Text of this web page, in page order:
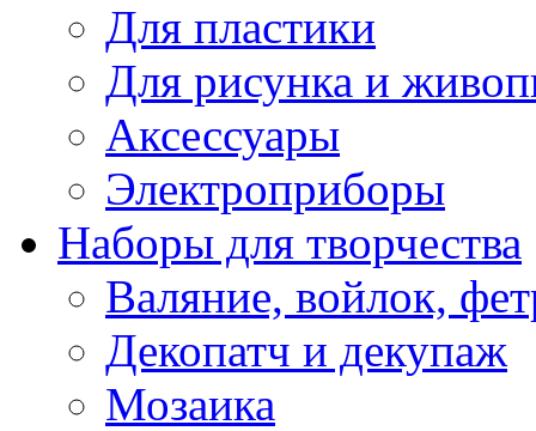
Для пластики
Для рисунка и
Аксессуары
Электроприборы
Наборы для творчества
Валяние, войлок,
Декопатч и декупаж
Мозаика